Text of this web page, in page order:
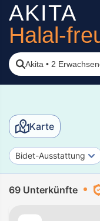
AKITA
Halal-
Akita • 2
Karte
Bidet-Ausstattung
69 Unterkünfte